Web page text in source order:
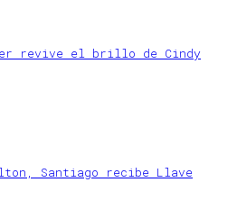
revive el brillo de Cindy
Santiago recibe Llave